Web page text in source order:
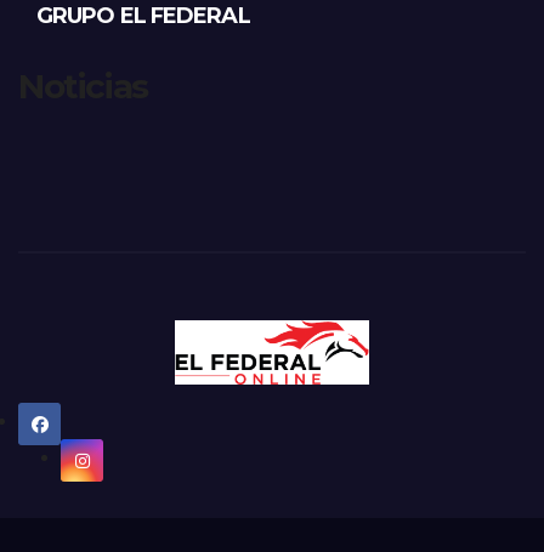
GRUPO EL FEDERAL